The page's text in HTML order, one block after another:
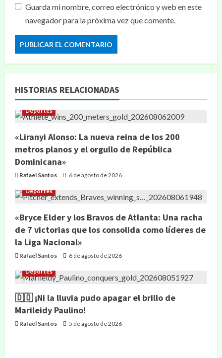
Guarda mi nombre, correo electrónico y web en este
navegador para la próxima vez que comente.
HISTORIAS RELACIONADAS
Deportes
«Liranyi Alonso: La nueva reina de los 200
metros planos y el orgullo de República
Dominicana»
Rafael Santos 6 de agosto de 2026
Deportes
«Bryce Elder y los Bravos de Atlanta: Una racha
de 7 victorias que los consolida como líderes de
la Liga Nacional»
Rafael Santos 6 de agosto de 2026
Deportes
🇩🇴 ¡Ni la lluvia pudo apagar el brillo de
Marileidy Paulino!
Rafael Santos 5 de agosto de 2026